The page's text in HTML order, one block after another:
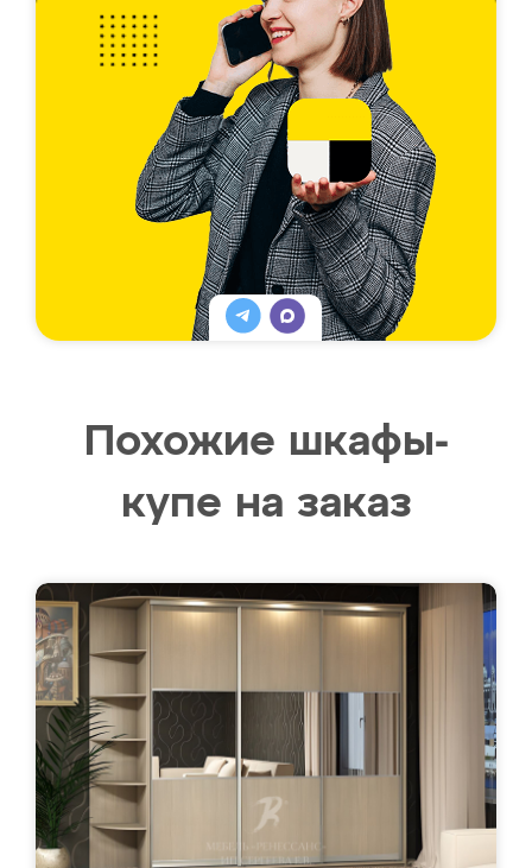
Похожие шкафы-
купе на заказ